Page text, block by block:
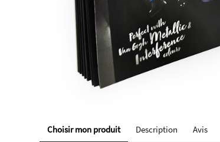
Choisir mon produit Description Avis